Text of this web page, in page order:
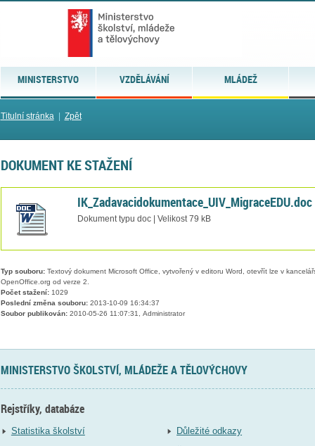
MINISTERSTVO VZDĚLÁVÁNÍ MLÁDEŽ
Titulní stránka| Zpět
DOKUMENT KE STAŽENÍ
IK_Zadavacidokumentace_UIV_MigraceEDU.doc
Dokument typu doc | Velikost 79 kB
Typ souboru:Textový dokument Microsoft Office, vytvořený v editoru Word, otevřít lze v
OpenOffice.org od verze 2.
Počet stažení:1029
Poslední změna souboru:2013-10-09 16:34:37
Soubor publikován:2010-05-26 11:07:31, Administrator
MINISTERSTVO ŠKOLSTVÍ, MLÁDEŽE A TĚLOVÝCHOVY
Rejstříky, databáze
Statistika školství
Důležité odkazy